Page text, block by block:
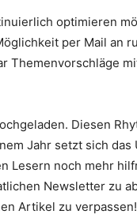
optimieren
per Mail an
Themenvorschläge
Diesen
Jahr setzt sich
Lesern noch mehr
Newsletter zu
Artikel zu verpassen!